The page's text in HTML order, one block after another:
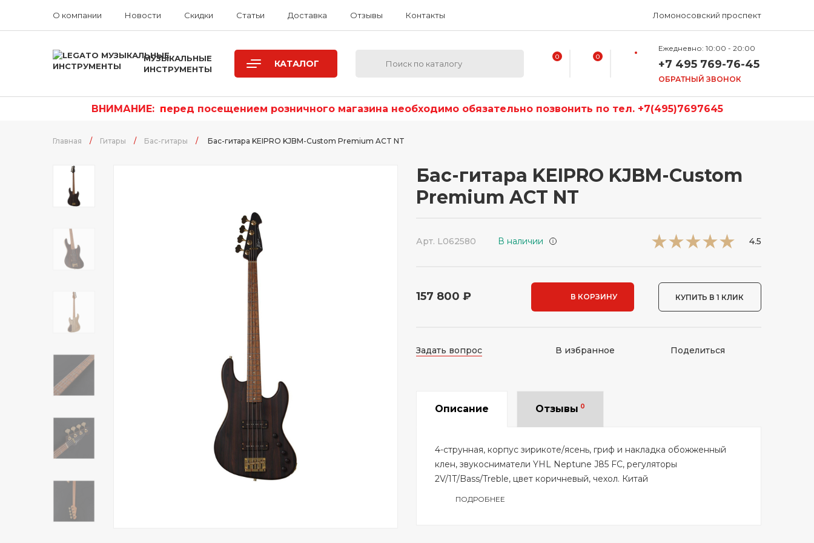
О компании Новости Скидки Статьи Доставка Отзывы Контакты Ломоносовский проспект
МУЗЫКАЛЬНЫЕ
ИНСТРУМЕНТЫ
КАТАЛОГ
0 0
Ежедневно: 10:00 - 20:00
+7 495 769-76-45
ОБРАТНЫЙ ЗВОНОК
ВНИМАНИЕ: перед посещением розничного магазина необходимо обязательно позвонить по тел. +7(495)7697645
Главная / Гитары / Бас-гитары / Бас-гитара KEIPRO KJBM-Custom Premium ACT NT
Бас-гитара KEIPRO KJBM-Custom
Premium ACT NT
Арт. L062580 В наличии i 4.5
157 800 ₽ В КОРЗИНУ КУПИТЬ В 1 КЛИК
Задать вопрос В избранное Поделиться
Описание Отзывы 0
4-струнная, корпус зирикоте/ясень, гриф и накладка обожженный
клен, звукосниматели YHL Neptune J85 FC, регуляторы
2V/1T/Bass/Treble, цвет коричневый, чехол. Китай
ПОДРОБНЕЕ